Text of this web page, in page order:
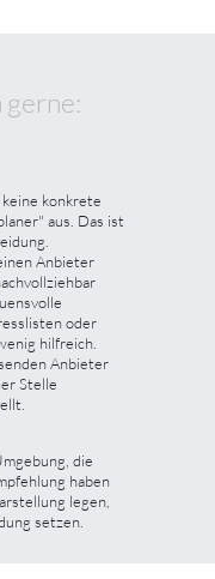
konkrete
aus. Das ist
Anbieter
oder
hilfreich.
Anbieter
Stelle
die
haben
legen,
setzen.